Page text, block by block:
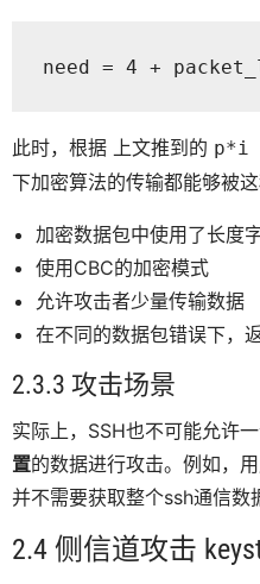
need = 4 +
此时，根据 上文推到的 p*i
下加密算法的传输都能够被这
加密数据包中使用了长度
使用CBC的加密模式
允许攻击者少量传输数据
在不同的数据包错误下，
2.3.3 攻击场景
实际上，SSH也不可能允许
置的数据进行攻击。例如，
并不需要获取整个ssh通信数
2.4 侧信道攻击